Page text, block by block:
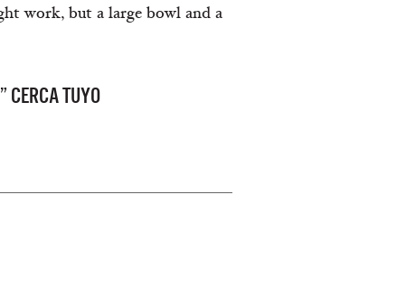
work, but a large bowl and a
CERCA TUYO